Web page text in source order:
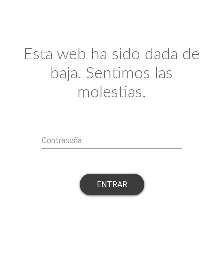
Esta web ha sido dada de
baja. Sentimos las
molestias.
Contraseña
ENTRAR